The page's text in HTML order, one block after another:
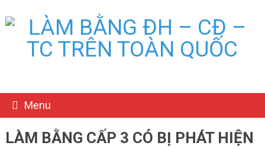
Menu
LÀM BẰNG CẤP 3 CÓ BỊ PHÁT HIỆN